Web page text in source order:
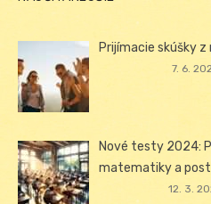
Prijímacie skúšky
7. 6.
Nové testy 2024:
matematiky a
12. 3.